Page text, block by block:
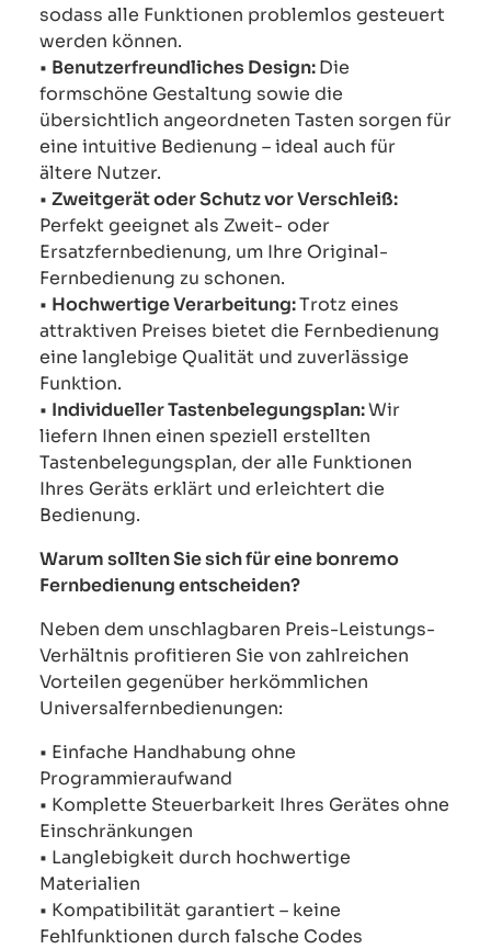
sodass alle Funktionen problemlos gesteuert
werden können.
• Benutzerfreundliches Design:Die
formschöne Gestaltung sowie die
übersichtlich angeordneten Tasten sorgen für
eine intuitive Bedienung – ideal auch für
ältere Nutzer.
• Zweitgerät oder Schutz vor Verschleiß:
Perfekt geeignet als Zweit- oder
Ersatzfernbedienung, um Ihre Original-
Fernbedienung zu schonen.
• Hochwertige Verarbeitung:Trotz eines
attraktiven Preises bietet die Fernbedienung
eine langlebige Qualität und zuverlässige
Funktion.
• Individueller Tastenbelegungsplan:Wir
liefern Ihnen einen speziell erstellten
Tastenbelegungsplan, der alle Funktionen
Ihres Geräts erklärt und erleichtert die
Bedienung.
Warum sollten Sie sich für eine bonremo
Fernbedienung entscheiden?
Neben dem unschlagbaren Preis-Leistungs-
Verhältnis profitieren Sie von zahlreichen
Vorteilen gegenüber herkömmlichen
Universalfernbedienungen:
• Einfache Handhabung ohne
Programmieraufwand
• Komplette Steuerbarkeit Ihres Gerätes ohne
Einschränkungen
• Langlebigkeit durch hochwertige
Materialien
• Kompatibilität garantiert – keine
Fehlfunktionen durch falsche Codes